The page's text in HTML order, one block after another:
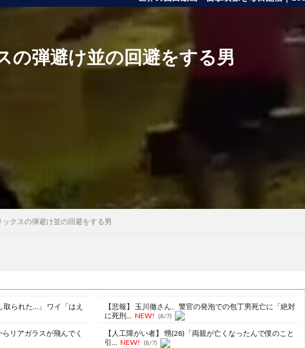
の弾避け並の回避をする男
ックスの弾避け並の回避をする男
られた…」 ワイ「はえ
リアガラスが飛んでく
【悲報】 玉川徹さん、警官の発泡での包丁男死亡に「絶対
に死刑...
NEW! (8/7)
【人工障がい者】 甥(28)「両親が亡くなったんで僕のこと
引... NEW! (8/7)